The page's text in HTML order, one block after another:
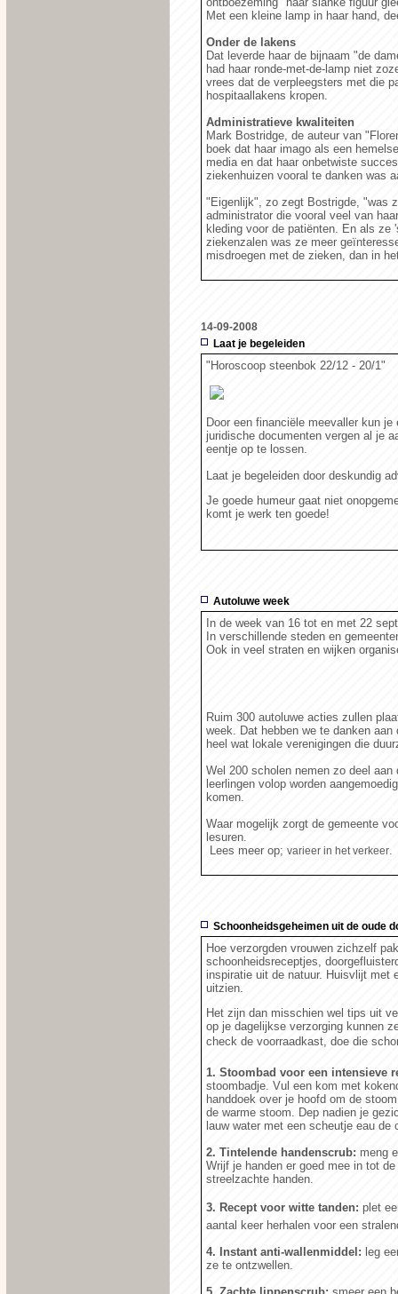
Met een kleine lamp in haar hand,
Onder de lakens
Dat leverde haar de bijnaam "de
had haar ronde-met-de-lamp niet
vrees dat de verpleegsters met die
hospitaallakens kropen.
Administratieve kwaliteiten
Mark Bostridge, de auteur van
boek dat haar imago als een
media en dat haar onbetwiste
ziekenhuizen vooral te danken was
"Eigenlijk", zo zegt Bostrigde, "was
administrator die vooral veel van
kleding voor de patiënten. En als ze
ziekenzalen was ze meer
misdroegen met de zieken, dan in
14-09-2008
Laat je begeleiden
"Horoscoop steenbok 22/12 - 20/1"
Door een financiële meevaller kun
juridische documenten vergen al je
eentje op te lossen.
Laat je begeleiden door deskundig
Je goede humeur gaat niet
komt je werk ten goede!
Autoluwe week
In de week van 16 tot en met 22
In verschillende steden en
Ook in veel straten en wijken
Ruim 300 autoluwe acties zullen
week. Dat hebben we te danken
heel wat lokale verenigingen die
Wel 200 scholen nemen zo deel
leerlingen volop worden
komen.
Waar mogelijk zorgt de gemeente
lesuren.
Lees meer op; varieer in het verkeer
Schoonheidsgeheimen uit de oude
Hoe verzorgden vrouwen zichzelf
schoonheidsreceptjes,
inspiratie uit de natuur. Huisvlijt met
uitzien.
Het zijn dan misschien wel tips uit
op je dagelijkse verzorging kunnen
check de voorraadkast, doe die
1. Stoombad voor een intensieve
stoombadje. Vul een kom met
handdoek over je hoofd om de
de warme stoom. Dep nadien je
lauw water met een scheutje eau de
2. Tintelende handenscrub: meng
Wrijf je handen er goed mee in tot
streelzachte handen.
3. Recept voor witte tanden: plet
aantal keer herhalen voor een
4. Instant anti-wallenmiddel: leg
ze te ontzwellen.